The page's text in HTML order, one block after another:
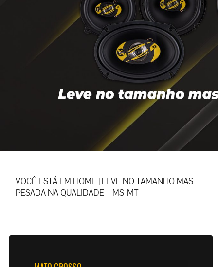
VOCÊ ESTÁ EM HOME | LEVE NO TAMANHO MAS
PESADA NA QUALIDADE – MS-MT